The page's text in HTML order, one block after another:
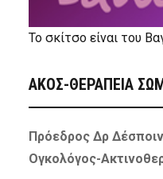
Το σκίτσο είναι του
ΑΚΟΣ-ΘΕΡΑΠΕΙΑ
Πρόεδρος Δρ
Ογκολόγος-